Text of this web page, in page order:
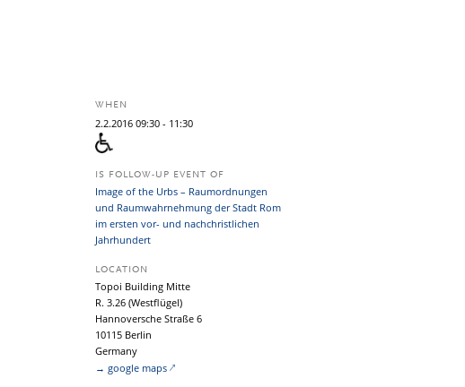
WHEN
2.2.2016 09:30 - 11:30
IS FOLLOW-UP EVENT OF
Image of the Urbs – Raumordnungen
und Raumwahrnehmung der Stadt Rom
im ersten vor- und nachchristlichen
Jahrhundert
LOCATION
Topoi Building Mitte
R. 3.26 (Westflügel)
Hannoversche Straße 6
10115 Berlin
Germany
→ google maps